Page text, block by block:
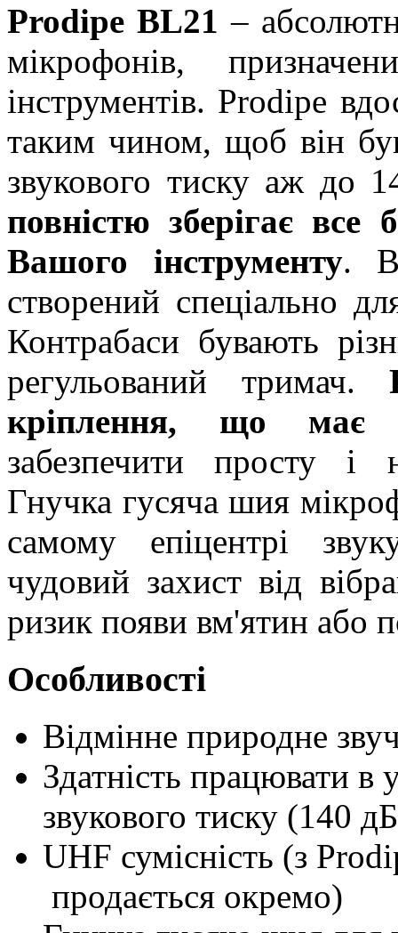
Prodipe BL21 –
мікрофонів,
інструментів. Prodipe
таким чином, щоб він
звукового тиску аж до
повністю зберігає все
Вашого інструменту.
створений спеціально
Контрабаси бувають
регульований тримач.
кріплення, що має
забезпечити просту і
Гнучка гусяча шия
самому епіцентрі
чудовий захист від
ризик появи вм'ятин або
Особливості
Відмінне природне
Здатність працювати в
звукового тиску (140
UHF сумісність (з
продається окремо)